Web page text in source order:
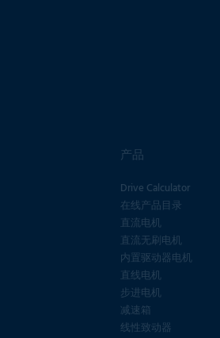
产品
Drive Calculator
在线产品目录
直流电机
直流无刷电机
内置驱动器电机
直线电机
步进电机
减速箱
线性致动器